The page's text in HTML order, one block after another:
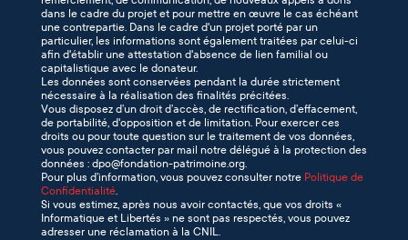
dans le cadre du projet et pour mettre en œuvre le cas échéant
une contrepartie. Dans le cadre d'un projet porté par un
particulier, les informations sont également traitées par celui-ci
afin d'établir une attestation d'absence de lien familial ou
capitalistique avec le donateur.
Les données sont conservées pendant la durée strictement
nécessaire à la réalisation des finalités précitées.
Vous disposez d’un droit d’accès, de rectification, d’effacement,
de portabilité, d'opposition et de limitation. Pour exercer ces
droits ou pour toute question sur le traitement de vos données,
vous pouvez contacter par mail notre délégué à la protection des
données : dpo@fondation-patrimoine.org.
Pour plus d’information, vous pouvez consulter notre Politique de
Confidentialité.
Si vous estimez, après nous avoir contactés, que vos droits «
Informatique et Libertés » ne sont pas respectés, vous pouvez
adresser une réclamation à la CNIL.